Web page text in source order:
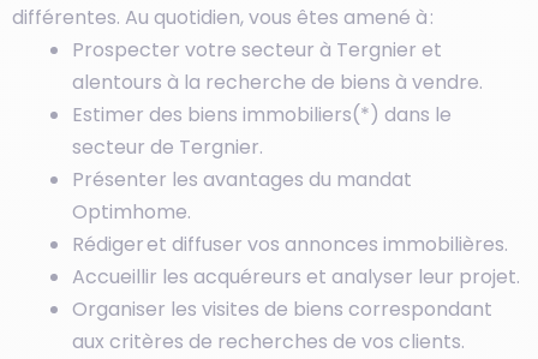
différentes. Au quotidien, vous êtes amené à :
Prospecter votre secteur à Tergnier et
alentours à la recherche de biens à vendre.
Estimer des biens immobiliers(*) dans le
secteur de Tergnier.
Présenter les avantages du mandat
Optimhome.
Rédiger et diffuser vos annonces immobilières.
Accueillir les acquéreurs et analyser leur projet.
Organiser les visites de biens correspondant
aux critères de recherches de vos clients.